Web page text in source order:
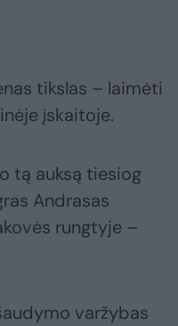
tikslas – laimėti
įskaitoje.
tą auksą tiesiog
Andrasas
rungtyje –
varžybas